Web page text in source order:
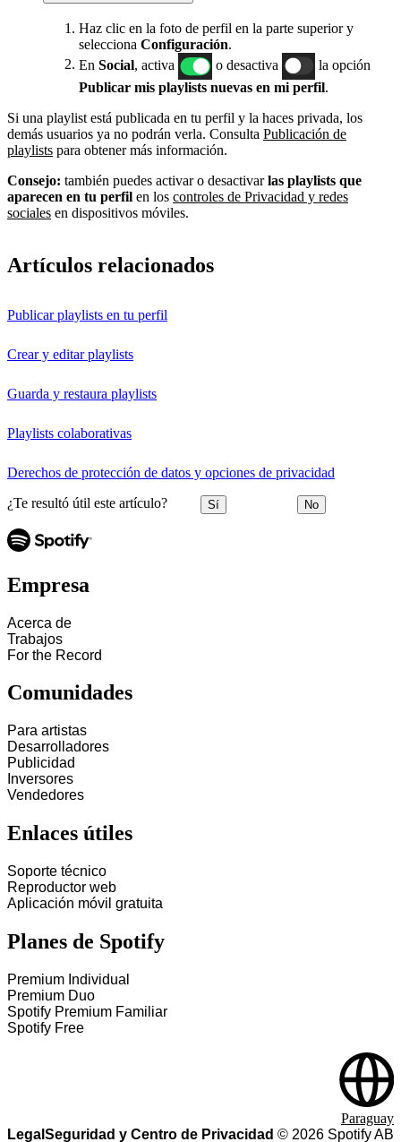
Haz clic en la foto de perfil en la parte superior y
selecciona Configuración.
En Social , activa o desactiva
la opción
Publicar mis playlists nuevas en mi perfil.
Si una playlist está publicada en tu perfil y la haces privada, los
demás usuarios ya no podrán verla. Consulta Publicación de
playlists para obtener más información.
Consejo: también puedes activar o desactivarlas playlists que
aparecen en tu perfil en los controles de Privacidad y redes
sociales en dispositivos móviles.
Artículos relacionados
Publicar playlists en tu perfil
Crear y editar playlists
Guarda y restaura playlists
Playlists colaborativas
Derechos de protección de datos y opciones de privacidad
¿Te resultó útil este artículo? Sí No
Empresa
Acerca de
Trabajos
For the Record
Comunidades
Para artistas
Desarrolladores
Publicidad
Inversores
Vendedores
Enlaces útiles
Soporte técnico
Reproductor web
Aplicación móvil gratuita
Planes de Spotify
Premium Individual
Premium Duo
Spotify Premium Familiar
Spotify Free
Legal Seguridad y Centro de Privacidad © 2026 Spotify AB
Paraguay